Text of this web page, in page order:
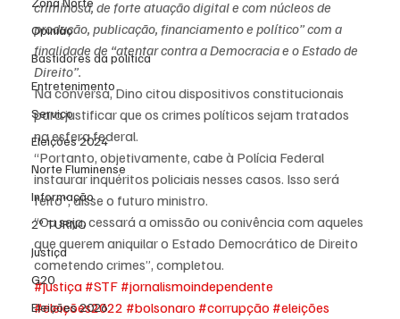
Opinião
Bastidores da política
Entretenimento
Serviço
Eleições 2024
Norte Fluminense
Informação
2º TURNO
Justiça
G20
Eleições 2026
criminosa, de forte atuação digital e com núcleos de
produção, publicação, financiamento e político” com a
finalidade de “atentar contra a Democracia e o Estado de
Direito”.
Na conversa, Dino citou dispositivos constitucionais
para justificar que os crimes políticos sejam tratados
na esfera federal.
“Portanto, objetivamente, cabe à Polícia Federal
instaurar inquéritos policiais nesses casos. Isso será
feito”, disse o futuro ministro.
“Ou seja, cessará a omissão ou conivência com aqueles
que querem aniquilar o Estado Democrático de Direito
cometendo crimes”, completou.
#justiça #STF #jornalismoindependente
#eleições2022 #bolsonaro #corrupção #eleições